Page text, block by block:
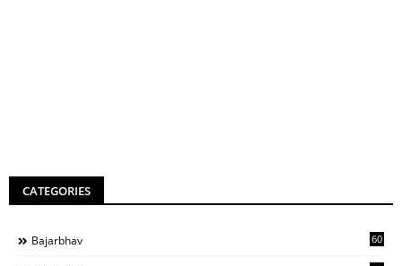
CATEGORIES
Bajarbhav 60